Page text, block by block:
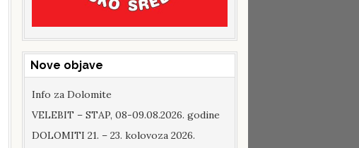
Nove objave
Info za Dolomite
VELEBIT – STAP, 08-09.08.2026. godine
DOLOMITI 21. – 23. kolovoza 2026.